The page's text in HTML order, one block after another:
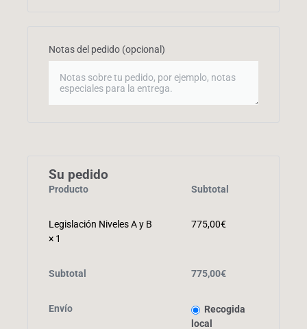
Notas del pedido (opcional)
Su pedido
Producto Subtotal
Legislación Niveles A y B
× 1
775,00€
Subtotal 775,00€
Envío
Recogida
local